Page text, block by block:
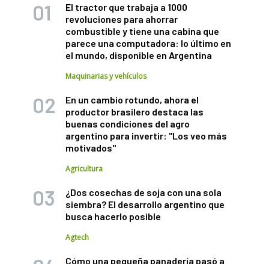
El tractor que trabaja a 1000
revoluciones para ahorrar
combustible y tiene una cabina que
parece una computadora: lo último en
el mundo, disponible en Argentina
Maquinarias y vehículos
En un cambio rotundo, ahora el
productor brasilero destaca las
buenas condiciones del agro
argentino para invertir: "Los veo más
motivados"
Agricultura
¿Dos cosechas de soja con una sola
siembra? El desarrollo argentino que
busca hacerlo posible
Agtech
Cómo una pequeña panadería pasó a